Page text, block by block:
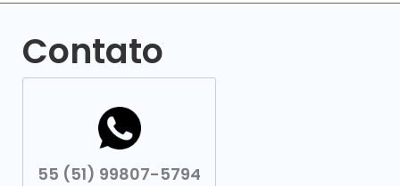
Contato
55 (51) 99807-5794